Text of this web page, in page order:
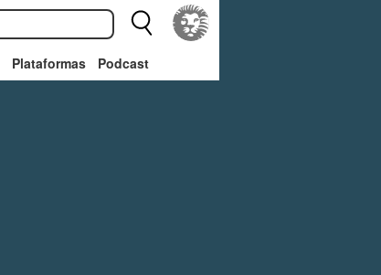
Plataformas Podcast